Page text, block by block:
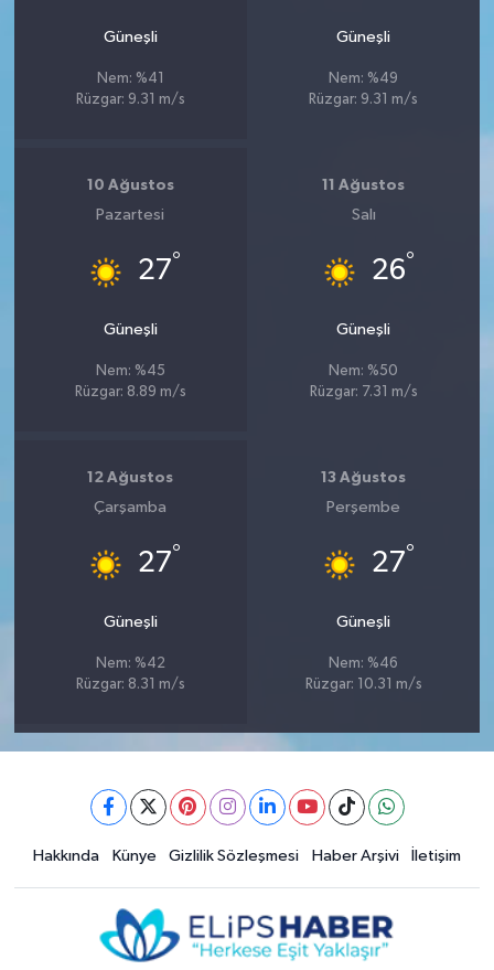
Güneşli
Nem: %41
Rüzgar: 9.31 m/s
Güneşli
Nem: %49
Rüzgar: 9.31 m/s
10 Ağustos
Pazartesi
27°
Güneşli
Nem: %45
Rüzgar: 8.89 m/s
11 Ağustos
Salı
26°
Güneşli
Nem: %50
Rüzgar: 7.31 m/s
12 Ağustos
Çarşamba
27°
Güneşli
Nem: %42
Rüzgar: 8.31 m/s
13 Ağustos
Perşembe
27°
Güneşli
Nem: %46
Rüzgar: 10.31 m/s
Hakkında Künye Gizlilik Sözleşmesi Haber Arşivi İletişim